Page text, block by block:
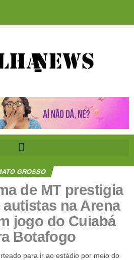
GROSSO
de MT prestigia
na Arena
jogo do Cuiabá
Botafogo
para ir ao estádio por meio do